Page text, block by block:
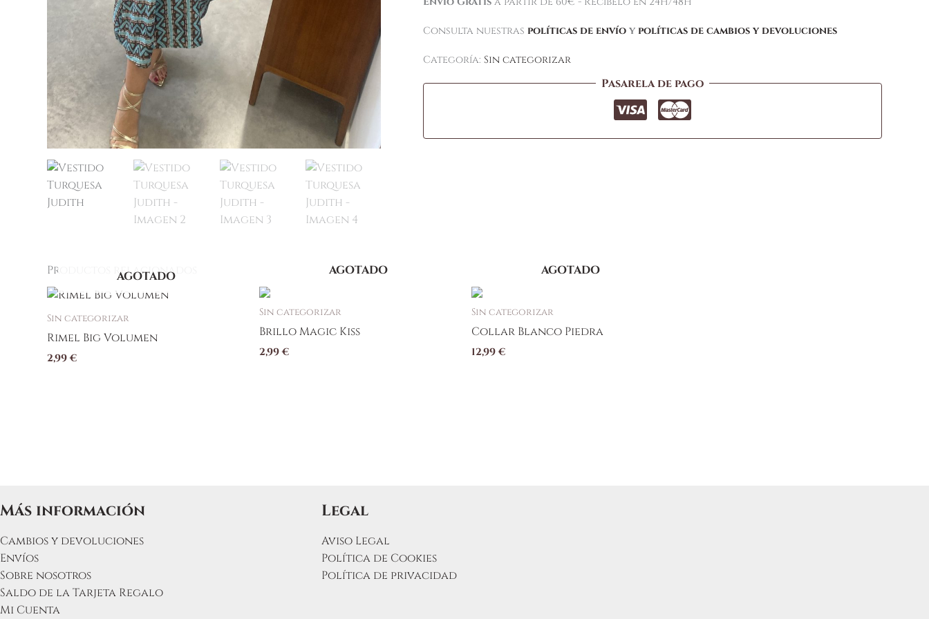
Consulta nuestras políticas de envíoy políticas de cambios y devoluciones
Categoría: Sin categorizar
Pasarela de pago
Productos relacionados
AGOTADO
Sin categorizar
Rimel Big Volumen
2,99€
AGOTADO
Sin categorizar
Brillo Magic Kiss
2,99€
AGOTADO
Sin categorizar
Collar Blanco Piedra
12,99€
Más información
Cambios y devoluciones
Envíos
Sobre nosotros
Saldo de la Tarjeta Regalo
Mi Cuenta
Legal
Aviso Legal
Política de Cookies
Política de privacidad